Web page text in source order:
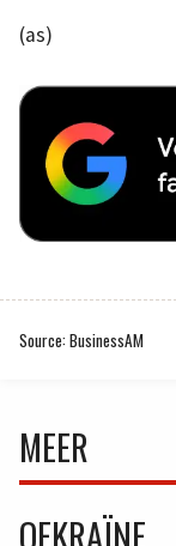
(as)
Source: BusinessAM
MEER
OEKRAÏNE